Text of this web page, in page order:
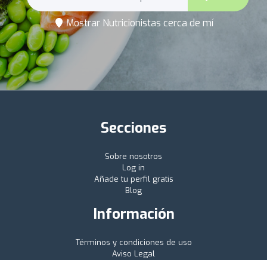
Mostrar Nutricionistas cerca de mí
Secciones
Sobre nosotros
Log in
Añade tu perfil gratis
Blog
Información
Términos y condiciones de uso
Aviso Legal